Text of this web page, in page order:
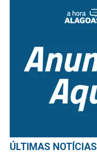
ÚLTIMAS NOTÍCIAS